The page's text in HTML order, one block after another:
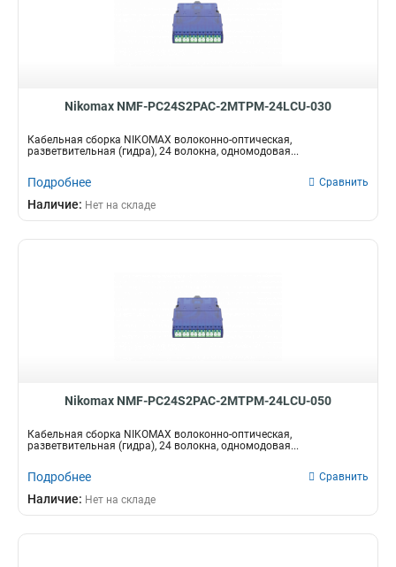
Nikomax NMF-PC24S2PAC-2MTPM-24LCU-030
Кабельная сборка NIKOMAX волоконно-оптическая,
разветвительная (гидра), 24 волокна, одномодовая...
Подробнее Сравнить
Наличие: Нет на складе
Nikomax NMF-PC24S2PAC-2MTPM-24LCU-050
Кабельная сборка NIKOMAX волоконно-оптическая,
разветвительная (гидра), 24 волокна, одномодовая...
Подробнее Сравнить
Наличие: Нет на складе